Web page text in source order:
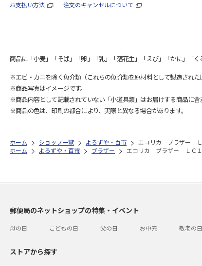
お支払い方法 注文のキャンセルについて
商品に「小麦」「そば」「卵」「乳」「落花生」「えび」「かに」「
※エビ・カニを除く魚介類（これらの魚介類を原材料として製造され
※商品写真はイメージです。
※商品内容として記載されていない「小道具類」はお届けする商品に含
※商品の色は、印刷の都合により、実際と異なる場合があります。
ホーム ショップ一覧 よろずや・百市
エコリカ ブラザー Ｌ
ホーム
よろずや・百市 ブラザー エコリカ ブラザー ＬＣ１
郵便局のネットショップの特集・イベント
母の日 こどもの日 父の日 お中元 敬老の日
ストアから探す